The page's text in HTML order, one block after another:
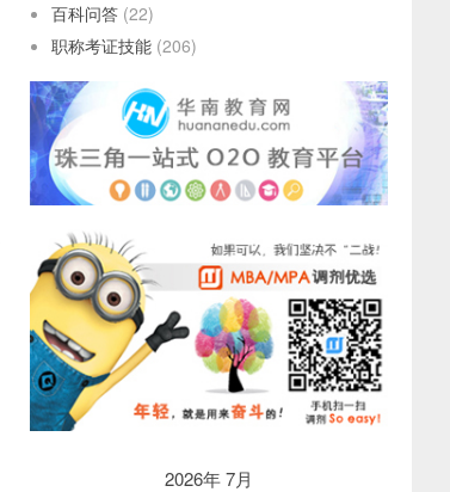
百科问答 (22)
职称考证技能 (206)
2026年 7月